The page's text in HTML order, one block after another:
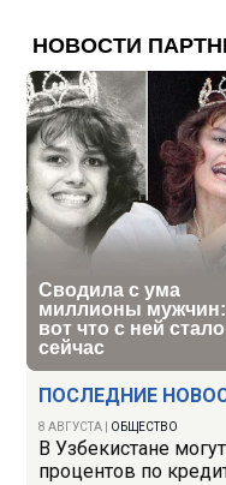
ПОСЛЕДНИЕ
8 АВГУСТА ОБЩЕСТВО
В Узбекистане
процентов по